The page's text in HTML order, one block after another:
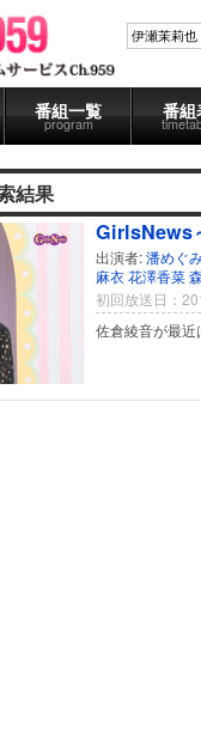
番組一覧
program
番組
結果
GirlsNews
出演者:潘めぐ
麻衣花澤香菜
初回放送日：
佐倉綾音が最